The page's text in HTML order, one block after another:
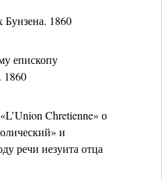
Бунзена. 1860
епископу
1860
Chretienne» о
и
речи иезуита отца